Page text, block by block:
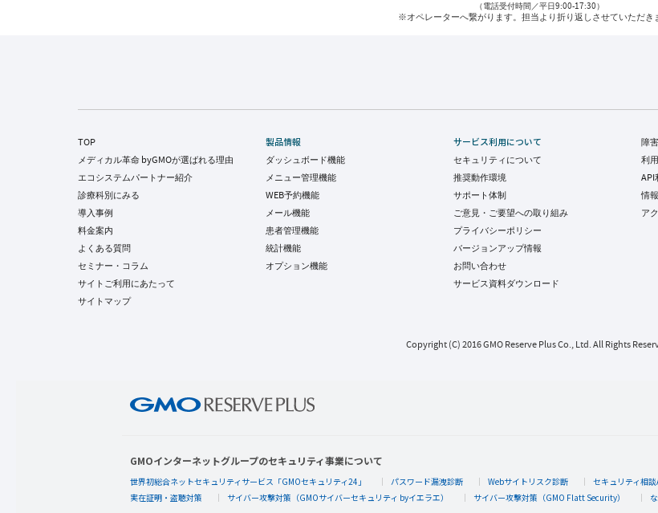
（電話受付時間／平日9:00-17:30）
※オペレーターへ繋がります。 担当より折り返しさせていただき
TOP
メディカル革命 byGMOが選ばれる理由
エコシステムパートナー紹介
診療科別にみる
導入事例
料金案内
よくある質問
セミナー・コラム
サイトご利用にあたって
サイトマップ
製品情報
ダッシュボード機能
メニュー管理機能
WEB予約機能
メール機能
患者管理機能
統計機能
オプション機能
サービス利用について
セキュリティについて
推奨動作環境
サポート体制
ご意見・ご要望への取り組み
プライバシーポリシー
バージョンアップ情報
お問い合わせ
サービス資料ダウンロード
障
利
API
情
ア
Copyright (C) 2016 GMO Reserve Plus Co., Ltd. All Rights
GMOインターネットグループのセキュリティ事業について
世界初総合ネットセキュリティサービス「GMOセキュリティ24」 パスワード漏洩診断 Webサイトリスク診断
セキュリティ相
実在証明・盗聴対策
サイバー攻撃対策（GMOサイバーセキュリティ byイエラエ） サイバー攻撃対策（GMO Flatt Security）